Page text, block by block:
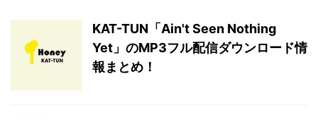
KAT-TUN「Ain't Seen Nothing
Yet」のMP3フル配信ダウンロード情
報まとめ！